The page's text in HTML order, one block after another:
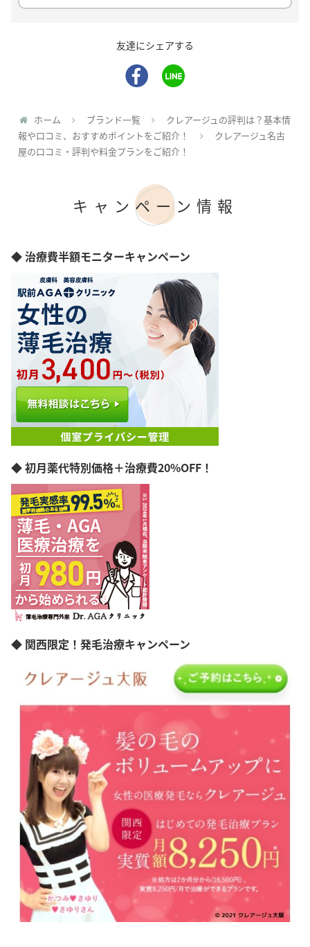
友達にシェアする
ホーム ブランド一覧
クレアージュの評判は？基本情
報や口コミ、おすすめポイントをご紹介！
クレアージュ名古
屋の口コミ・評判や料金プランをご紹介！
キャンペーン情報
◆ 治療費半額モニターキャンペーン
◆ 初月薬代特別価格＋治療費20%OFF！
◆ 関西限定！発毛治療キャンペーン